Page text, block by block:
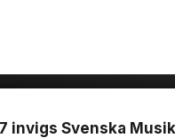
invigs Svenska